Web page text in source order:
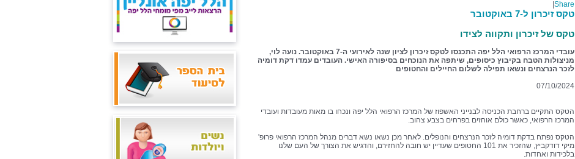
Share
טקס זיכרון ל-7 באוקטובר
טקס של זיכרון ותקווה לצידו
עובדי המרכז הרפואי הלל יפה התכנסו לטקס זיכרון לציון שנה לאירועי ה-7 באוקטובר. נועה לוי,
מניצולות הטבח בקיבוץ כיסופים, שיתפה את הנוכחים בסיפורה האישי. העובדים עמדו דקת דומיה
לזכר הנרצחים ונשאו תפילה לשלום החיילים והחטופים
07/10/2024
הטקס התקיים ברחבת הכניסה לבנייני האשפוז של המרכז הרפואי הלל יפה ונכחו בו מאות מעובדות ועובדי
המרכז הרפואי, כאשר כולם אוחזים בפרחים בצבע צהוב.
הטקס נפתח בדקת דומיה לזכר הנרצחים והנופלים. לאחר מכן נשאו נשא דברים מנהל המרכז הרפואי פרופ'
מיקי דודקביץ, שהזכיר את 101 החטופים שעדיין יש חובה להחזירם, והדגיש את הצורך של העם שלנו
בלכידות ואחדות.